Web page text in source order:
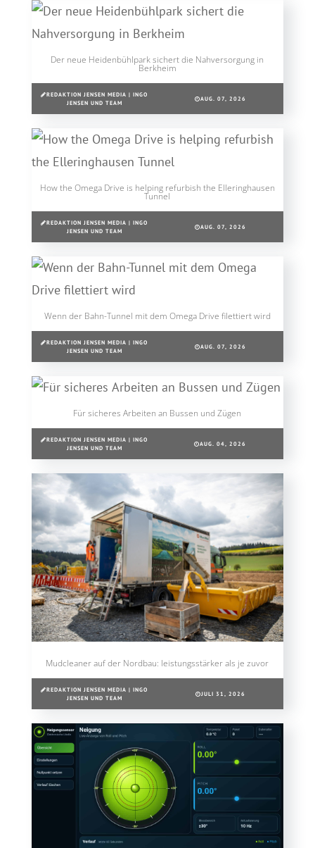
Der neue Heidenbühlpark sichert die Nahversorgung in
Berkheim
REDAKTION JENSEN MEDIA | INGO
JENSEN UND TEAM
AUG. 07, 2026
How the Omega Drive is helping refurbish the Elleringhausen
Tunnel
REDAKTION JENSEN MEDIA | INGO
JENSEN UND TEAM
AUG. 07, 2026
Wenn der Bahn-Tunnel mit dem Omega Drive filettiert wird
REDAKTION JENSEN MEDIA | INGO
JENSEN UND TEAM
AUG. 07, 2026
Für sicheres Arbeiten an Bussen und Zügen
REDAKTION JENSEN MEDIA | INGO
JENSEN UND TEAM
AUG. 04, 2026
Mudcleaner auf der Nordbau: leistungsstärker als je zuvor
REDAKTION JENSEN MEDIA | INGO
JENSEN UND TEAM
JULI 31, 2026